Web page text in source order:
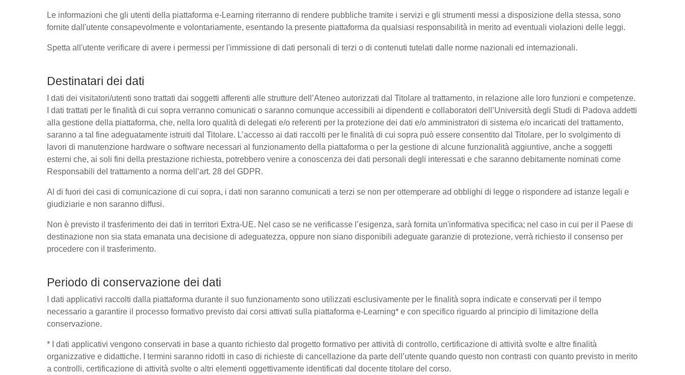
Le informazioni che gli utenti della piattaforma e-Learning riterranno di rendere pubbliche tramite i servizi e gli strumenti messi a disposizione della stessa, sono
fornite dall'utente consapevolmente e volontariamente, esentando la presente piattaforma da qualsiasi responsabilità in merito ad eventuali violazioni delle leggi.
Spetta all'utente verificare di avere i permessi per l'immissione di dati personali di terzi o di contenuti tutelati dalle norme nazionali ed internazionali.
Destinatari dei dati
I dati dei visitatori/utenti sono trattati dai soggetti afferenti alle strutture dell’Ateneo autorizzati dal Titolare al trattamento, in relazione alle loro funzioni e competenze.
I dati trattati per le finalità di cui sopra verranno comunicati o saranno comunque accessibili ai dipendenti e collaboratori dell’Università degli Studi di Padova addetti
alla gestione della piattaforma, che, nella loro qualità di delegati e/o referenti per la protezione dei dati e/o amministratori di sistema e/o incaricati del trattamento,
saranno a tal fine adeguatamente istruiti dal Titolare. L’accesso ai dati raccolti per le finalità di cui sopra può essere consentito dal Titolare, per lo svolgimento di
lavori di manutenzione hardware o software necessari al funzionamento della piattaforma o per la gestione di alcune funzionalità aggiuntive, anche a soggetti
esterni che, ai soli fini della prestazione richiesta, potrebbero venire a conoscenza dei dati personali degli interessati e che saranno debitamente nominati come
Responsabili del trattamento a norma dell’art. 28 del GDPR.
Al di fuori dei casi di comunicazione di cui sopra, i dati non saranno comunicati a terzi se non per ottemperare ad obblighi di legge o rispondere ad istanze legali e
giudiziarie e non saranno diffusi.
Non è previsto il trasferimento dei dati in territori Extra-UE. Nel caso se ne verificasse l’esigenza, sarà fornita un'informativa specifica; nel caso in cui per il Paese di
destinazione non sia stata emanata una decisione di adeguatezza, oppure non siano disponibili adeguate garanzie di protezione, verrà richiesto il consenso per
procedere con il trasferimento.
Periodo di conservazione dei dati
I dati applicativi raccolti dalla piattaforma durante il suo funzionamento sono utilizzati esclusivamente per le finalità sopra indicate e conservati per il tempo
necessario a garantire il processo formativo previsto dai corsi attivati sulla piattaforma e-Learning* e con specifico riguardo al principio di limitazione della
conservazione.
* I dati applicativi vengono conservati in base a quanto richiesto dal progetto formativo per attività di controllo, certificazione di attività svolte e altre finalità
organizzative e didattiche. I termini saranno ridotti in caso di richieste di cancellazione da parte dell’utente quando questo non contrasti con quanto previsto in merito
a controlli, certificazione di attività svolte o altri elementi oggettivamente identificati dal docente titolare del corso.